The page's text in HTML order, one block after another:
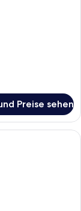
Preise sehen
zwei Betten, einem